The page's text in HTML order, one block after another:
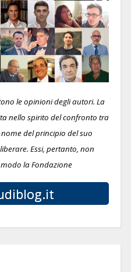
le opinioni degli autori. La
nello spirito del confronto tra
del principio del suo
Essi, pertanto, non
la Fondazione